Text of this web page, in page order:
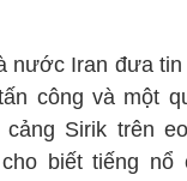
nước Iran đưa
công và một
Sirik trên
biết tiếng nổ